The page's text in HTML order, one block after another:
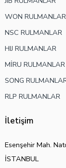
WON RULMANLAR
NSC RULMANLAR
HIJ RULMANLAR
MİRU RULMANLAR
SONG
RLP RULMANLAR
İletişim
Esenşehir Mah.
İSTANBUL